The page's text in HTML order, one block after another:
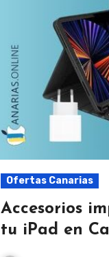
Ofertas Canarias
Accesorios
tu iPad en